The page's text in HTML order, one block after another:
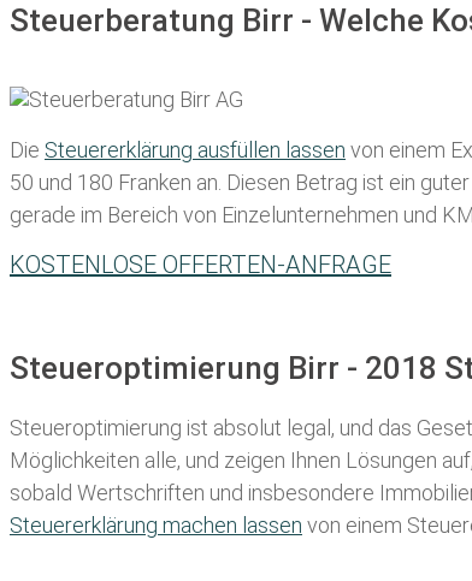
Steuerberatung Birr - Welche
Die Steuererklärung ausfüllen lassen von einem
50 und 180 Franken an. Diesen Betrag ist ein
gerade im Bereich von Einzelunternehmen und
KOSTENLOSE OFFERTEN-ANFRAGE
Steueroptimierung Birr - 2018
Steueroptimierung ist absolut legal, und das
Möglichkeiten alle, und zeigen Ihnen Lösungen
sobald Wertschriften und insbesondere
Steuererklärung machen lassen von einem